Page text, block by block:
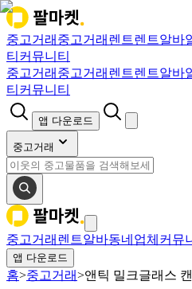
중고거래 중고거래 렌트렌트알바
티 커뮤니티
중고거래 중고거래 렌트렌트알바
티 커뮤니티
앱 다운로드
중고거래
중고거래 렌트알바동네업체 커뮤
앱 다운로드
홈>중고거래>앤틱 밀크글래스